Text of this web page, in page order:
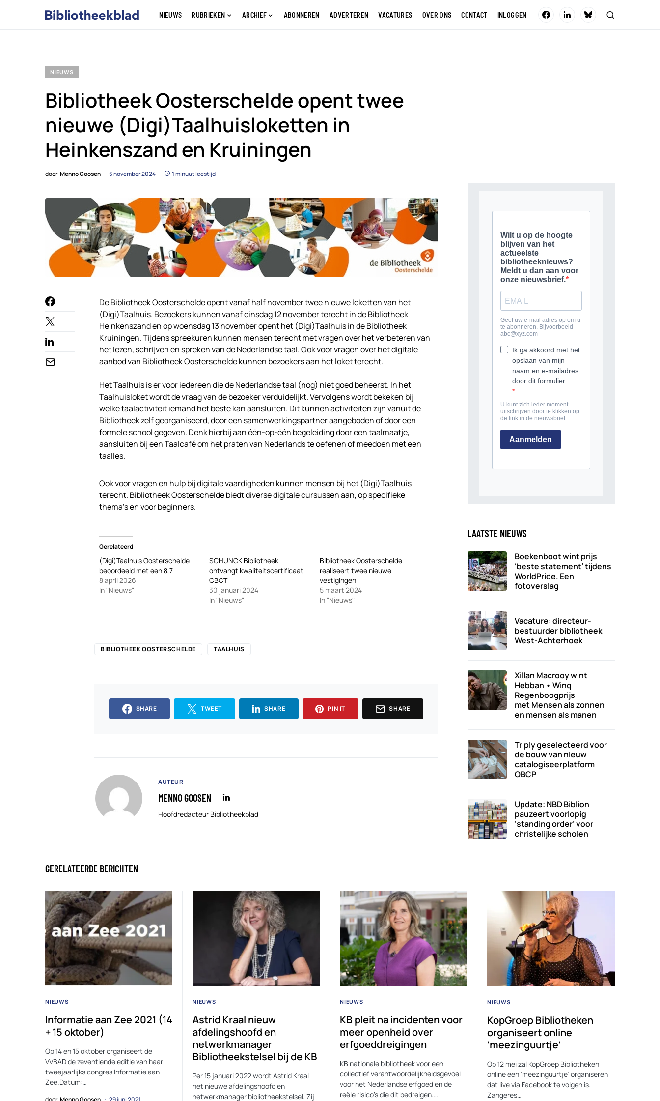
NIEUWS RUBRIEKEN ARCHIEF ABONNEREN ADVERTEREN VACATURES OVER ONS CONTACT INLOGGEN
NIEUWS
Bibliotheek Oosterschelde opent twee
nieuwe (Digi)Taalhuisloketten in
Heinkenszand en Kruiningen
door Menno Goosen 5 november 2024 1 minuut leestijd
De Bibliotheek Oosterschelde opent vanaf half november twee nieuwe loketten van het
(Digi)Taalhuis. Bezoekers kunnen vanaf dinsdag 12 november terecht in de Bibliotheek
Heinkenszand en op woensdag 13 november opent het (Digi)Taalhuis in de Bibliotheek
Kruiningen. Tijdens spreekuren kunnen mensen terecht met vragen over het verbeteren van
het lezen, schrijven en spreken van de Nederlandse taal. Ook voor vragen over het digitale
aanbod van Bibliotheek Oosterschelde kunnen bezoekers aan het loket terecht.
Het Taalhuis is er voor iedereen die de Nederlandse taal (nog) niet goed beheerst. In het
Taalhuisloket wordt de vraag van de bezoeker verduidelijkt. Vervolgens wordt bekeken bij
welke taalactiviteit iemand het beste kan aansluiten. Dit kunnen activiteiten zijn vanuit de
Bibliotheek zelf georganiseerd, door een samenwerkingspartner aangeboden of door een
formele school gegeven. Denk hierbij aan één-op-één begeleiding door een taalmaatje,
aansluiten bij een Taalcafé om het praten van Nederlands te oefenen of meedoen met een
taalles.
Ook voor vragen en hulp bij digitale vaardigheden kunnen mensen bij het (Digi)Taalhuis
terecht. Bibliotheek Oosterschelde biedt diverse digitale cursussen aan, op specifieke
thema’s en voor beginners.
Gerelateerd
(Digi)Taalhuis Oosterschelde
beoordeeld met een 8,7
8 april 2026
In "Nieuws"
SCHUNCK Bibliotheek
ontvangt kwaliteitscertificaat
CBCT
30 januari 2024
In "Nieuws"
Bibliotheek Oosterschelde
realiseert twee nieuwe
vestigingen
5 maart 2024
In "Nieuws"
BIBLIOTHEEK OOSTERSCHELDE TAALHUIS
SHARE TWEET SHARE PIN IT SHARE
AUTEUR
MENNO GOOSEN
Hoofdredacteur Bibliotheekblad
LAATSTE NIEUWS
Boekenboot wint prijs
‘beste statement’ tijdens
WorldPride. Een
fotoverslag
Vacature: directeur-
bestuurder bibliotheek
West-Achterhoek
Xillan Macrooy wint
Hebban • Winq
Regenboogprijs
met Mensen als zonnen
en mensen als manen
Triply geselecteerd voor
de bouw van nieuw
catalogiseerplatform
OBCP
Update: NBD Biblion
pauzeert voorlopig
‘standing order’ voor
christelijke scholen
GERELATEERDE BERICHTEN
NIEUWS
Informatie aan Zee 2021 (14
+ 15 oktober)
Op 14 en 15 oktober organiseert de
VVBAD de zeventiende editie van haar
tweejaarlijks congres Informatie aan
Zee.Datum:…
NIEUWS
Astrid Kraal nieuw
afdelingshoofd en
netwerkmanager
Bibliotheekstelsel bij de KB
Per 15 januari 2022 wordt Astrid Kraal
het nieuwe afdelingshoofd en
netwerkmanager bibliotheekstelsel. Zij
NIEUWS
KB pleit na incidenten voor
meer openheid over
erfgoeddreigingen
KB nationale bibliotheek voor een
collectief verantwoordelijkheidsgevoel
voor het Nederlandse erfgoed en de
reële risico’s die dit bedreigen.…
NIEUWS
KopGroep Bibliotheken
organiseert online
‘meezinguurtje’
Op 12 mei zal KopGroep Bibliotheken
online een ‘meezinguurtje’ organiseren
dat live via Facebook te volgen is.
Zangeres…